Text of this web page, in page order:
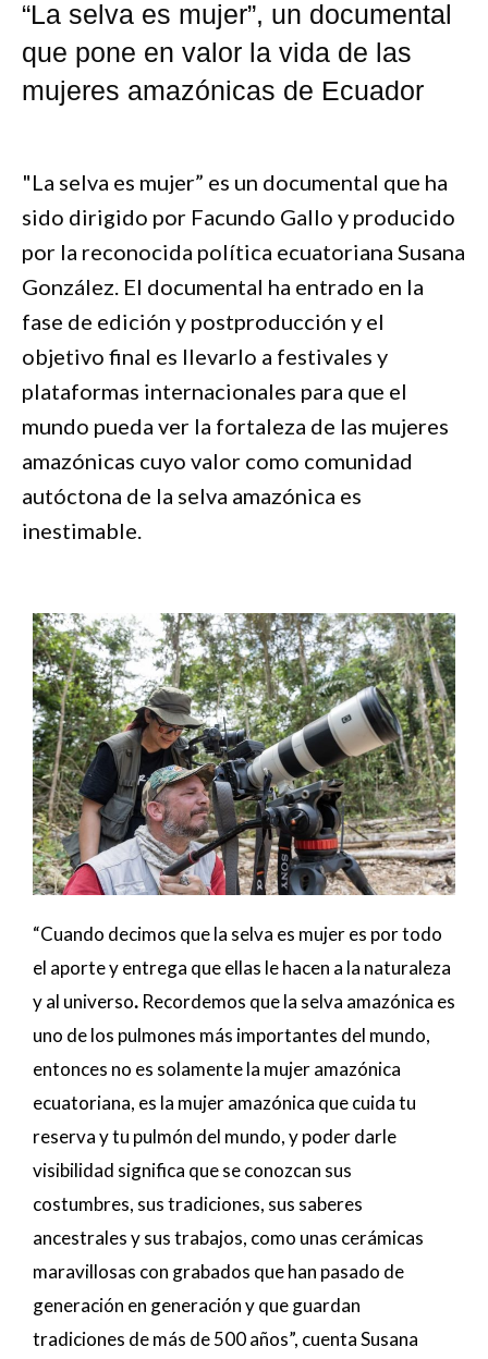
“La selva es mujer”, un documental
que pone en valor la vida de las
mujeres amazónicas de Ecuador
"La selva es mujer” es un documental que ha
sido dirigido por Facundo Gallo y producido
por la reconocida política ecuatoriana Susana
González. El documental ha entrado en la
fase de edición y postproducción y el
objetivo final es llevarlo a festivales y
plataformas internacionales para que el
mundo pueda ver la fortaleza de las mujeres
amazónicas cuyo valor como comunidad
autóctona de la selva amazónica es
inestimable.
“Cuando decimos que la selva es mujer es por todo
el aporte y entrega que ellas le hacen a la naturaleza
y al universo. Recordemos que la selva amazónica es
uno de los pulmones más importantes del mundo,
entonces no es solamente la mujer amazónica
ecuatoriana, es la mujer amazónica que cuida tu
reserva y tu pulmón del mundo, y poder darle
visibilidad significa que se conozcan sus
costumbres, sus tradiciones, sus saberes
ancestrales y sus trabajos, como unas cerámicas
maravillosas con grabados que han pasado de
generación en generación y que guardan
tradiciones de más de 500 años”, cuenta Susana